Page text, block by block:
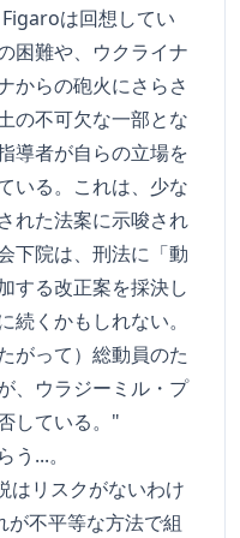
は回想してい
困難や、ウクライナ
からの砲火にさらさ
の不可欠な一部とな
導者が自らの立場を
いる。これは、少な
れた法案に示唆され
下院は、刑法に「動
する改正案を採決し
くかもしれない。
がって）総動員のた
、ウラジーミル・プ
している。"
...。
はリスクがないわけ
が不平等な方法で組